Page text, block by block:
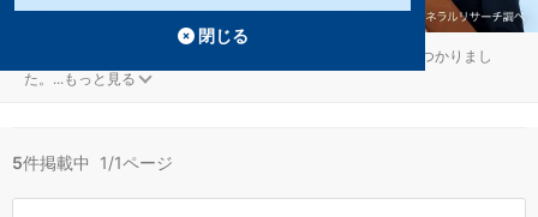
IT・インターネットが得意な名古屋市昭和区の事務所が5件見つかりまし
た。 ...もっと見る
5件掲載中 1/1ページ
閉じる